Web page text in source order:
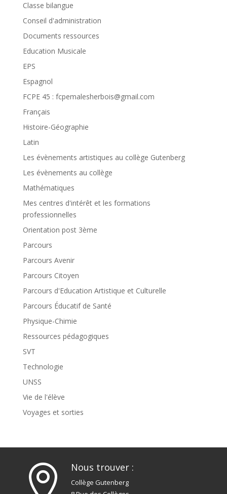
Classe bilangue
Conseil d'administration
Documents ressources
Education Musicale
EPS
Espagnol
FCPE 45 : fcpemalesherbois@gmail.com
Français
Histoire-Géographie
Latin
Les évènements artistiques au collège Gutenberg
Les évènements au collège
Mathématiques
Mes centres d'intérêt et les formations
professionnelles
Orientation post 3ème
Parcours
Parcours Avenir
Parcours Citoyen
Parcours d'Education Artistique et Culturelle
Parcours Éducatif de Santé
Physique-Chimie
Ressources pédagogiques
SVT
Technologie
UNSS
Vie de l'élève
Voyages et sorties
 Nous trouver :
Collège Gutenberg